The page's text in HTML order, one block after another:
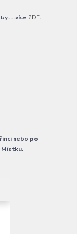
ZDE.
nebo po
Místku.